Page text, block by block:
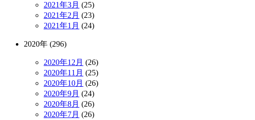
2021年3月 (25)
2021年2月 (23)
2021年1月 (24)
2020年 (296)
2020年12月 (26)
2020年11月 (25)
2020年10月 (26)
2020年9月 (24)
2020年8月 (26)
2020年7月 (26)